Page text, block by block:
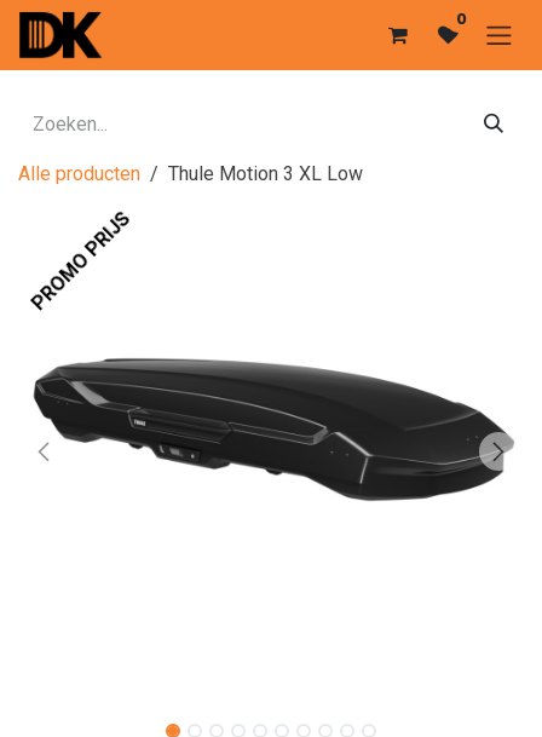
Overslaan naar inhoud 0
Alle producten Thule Motion 3 XL Low
PROMO PRIJS